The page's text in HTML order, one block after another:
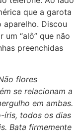
que a garota
aparelho. Discou
“alô” que não
preenchidas
flores
se relacionam a
em ambas.
íris, todos os dias
Bata firmemente